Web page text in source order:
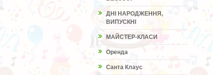
ДНІ НАРОДЖЕННЯ,
ВИПУСКНІ
МАЙСТЕР-КЛАСИ
Оренда
Санта Клаус